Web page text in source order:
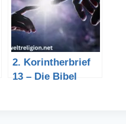
2. Korintherbrief
13 – Die Bibel